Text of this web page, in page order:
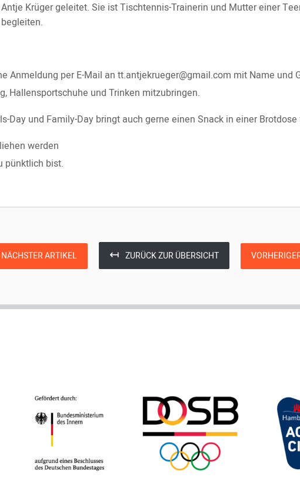
Krüger geleitet. Sie ist Tischtennis-Trainerin und Mutter einer
Anmeldung per E-Mail an tt.antjekrueger@gmail.com mit Name und
Hallensportschuhe und Trinken mitzubringen.
Day und Family-Day bringt auch gerne einen Snack in einer
werden
pünktlich bist.
NÄCHSTER ARTIKEL ↤ ZURÜCK ZUR ÜBERSICHT